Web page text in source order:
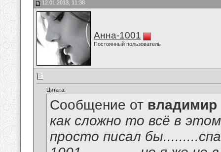
12.01.2013, 11:38
Анна-1001
Постоянный пользователь
Цитата:
Сообщение от владимир
как сложно то всё в
просто писал